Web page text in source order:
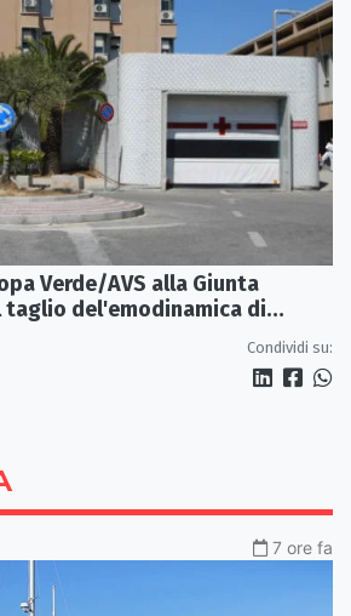
Verde/AVS alla Giunta
taglio del'emodinamica di
Condividi su:
7 ore fa